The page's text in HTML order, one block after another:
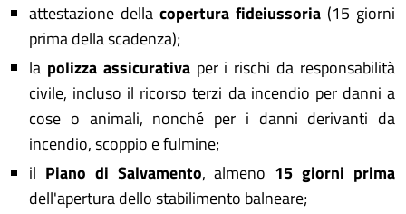
Whatsapp
attestazione della copertura fideiussoria (15 giorni
prima della scadenza);
la polizza assicurativaper i rischi da responsabilità
civile, incluso il ricorso terzi da incendio per danni a
cose o animali, nonché per i danni derivanti da
incendio, scoppio e fulmine;
il Piano di Salvamento, almeno 15 giorni prima
dell'apertura dello stabilimento balneare;